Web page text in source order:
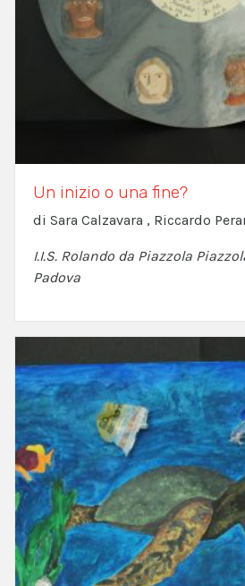
Un inizio o una fine?
di Sara Calzavara , Riccardo
I.I.S. Rolando da Piazzola
Padova